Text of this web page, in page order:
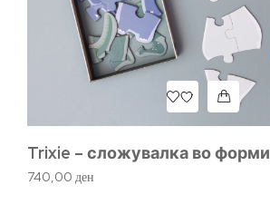
Trixie – сложувалка во форми
740,00 ден